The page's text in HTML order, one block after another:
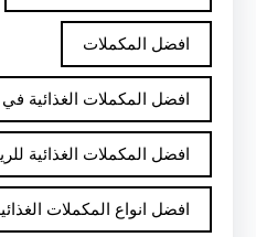
افضل المكملات
افضل المكملات الغذائية
افضل المكملات الغذائية
افضل انواع المكملات